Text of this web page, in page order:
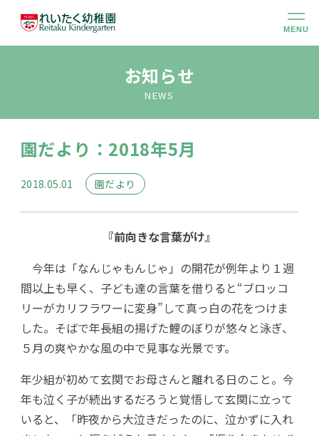
MENU
幼稚園のこと
大切にしていること
幼稚園での生活
未就園児クラス
アクセス
お知らせ
NEWS
園だより：2018年5月
2018.05.01 園だより
『前向きな言葉がけ』
今年は「なんじゃもんじゃ」の開花が例年より１週
間以上も早く、子ども達の言葉を借りると“ブロッコ
リーがカリフラワーに変身”して真っ白の花をつけま
した。そばで年長組の揚げた鯉のぼりが悠々と泳ぎ、
５月の爽やかな風の中で見事な光景です。
年少組が初めて玄関でお母さんと離れる日のこと。今
年も泣く子が続出するだろうと覚悟して玄関に立って
いると、「昨夜から大泣きだったのに、泣かずに入れ